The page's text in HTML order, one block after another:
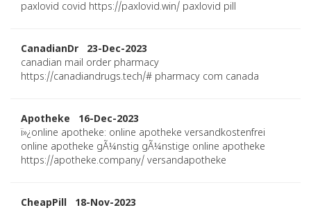
paxlovid covid https://paxlovid.win/ paxlovid pill
CanadianDr 23-Dec-2023
canadian mail order pharmacy
https://canadiandrugs.tech/# pharmacy com canada
Apotheke 16-Dec-2023
ï»¿online apotheke: online apotheke versandkostenfrei
online apotheke gÃ¼nstig gÃ¼nstige online apotheke
https://apotheke.company/ versandapotheke
CheapPill 18-Nov-2023